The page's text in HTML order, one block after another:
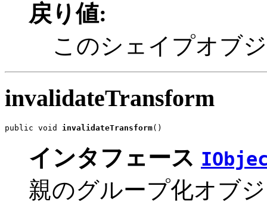
戻り値:
このシェイプオブ
invalidateTransform
public void invalidateTransform()
インタフェース
親のグループ化オブ